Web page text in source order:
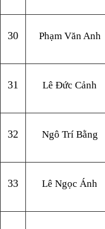
30 Phạm Văn Anh
31 Lê Đức Cảnh
32 Ngô Trí Bằng
33 Lê Ngọc Ánh